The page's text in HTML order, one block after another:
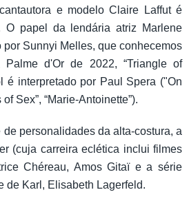
e modelo Claire Laffut é
O papel da lendária atriz Marlene
por Sunnyi Melles, que conhecemos
d'Or de 2022, “Triangle of
é interpretado por Paul Spera ("On
Sex”, “Marie-Antoinette”).
personalidades da alta-costura, a
(cuja carreira eclética inclui filmes
Chéreau, Amos Gitaï e a série
de Karl, Elisabeth Lagerfeld.